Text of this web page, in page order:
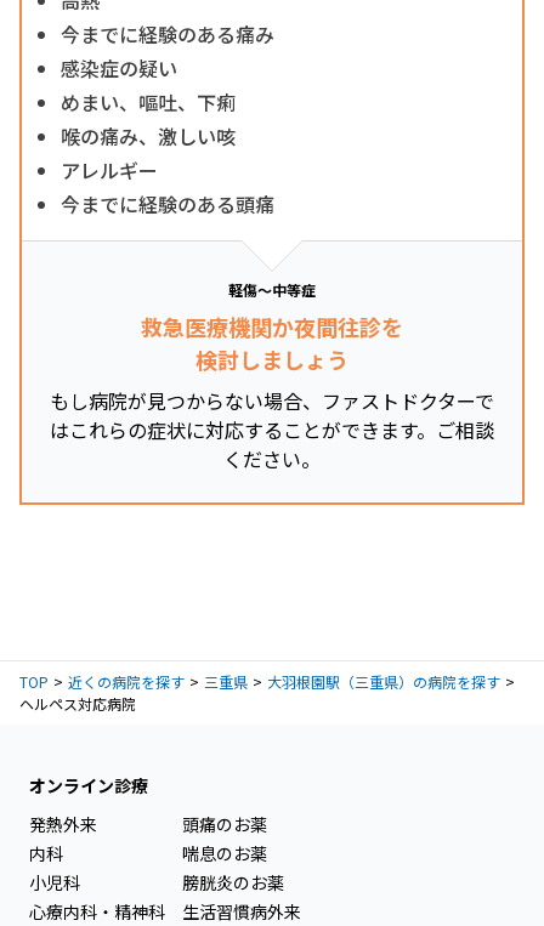
今までに経験のある痛み
感染症の疑い
めまい、嘔吐、下痢
喉の痛み、激しい咳
アレルギー
今までに経験のある頭痛
軽傷～中等症
救急医療機関か夜間往診を
検討しましょう
もし病院が見つからない場合、ファストドクターで
はこれらの症状に対応することができます。ご相談
ください。
TOP 近くの病院を探す 三重県
大羽根園駅（三重県）の病院を探す
ヘルペス対応病院
オンライン診療
発熱外来
内科
小児科
心療内科・精神科
頭痛のお薬
喘息のお薬
膀胱炎のお薬
生活習慣病外来